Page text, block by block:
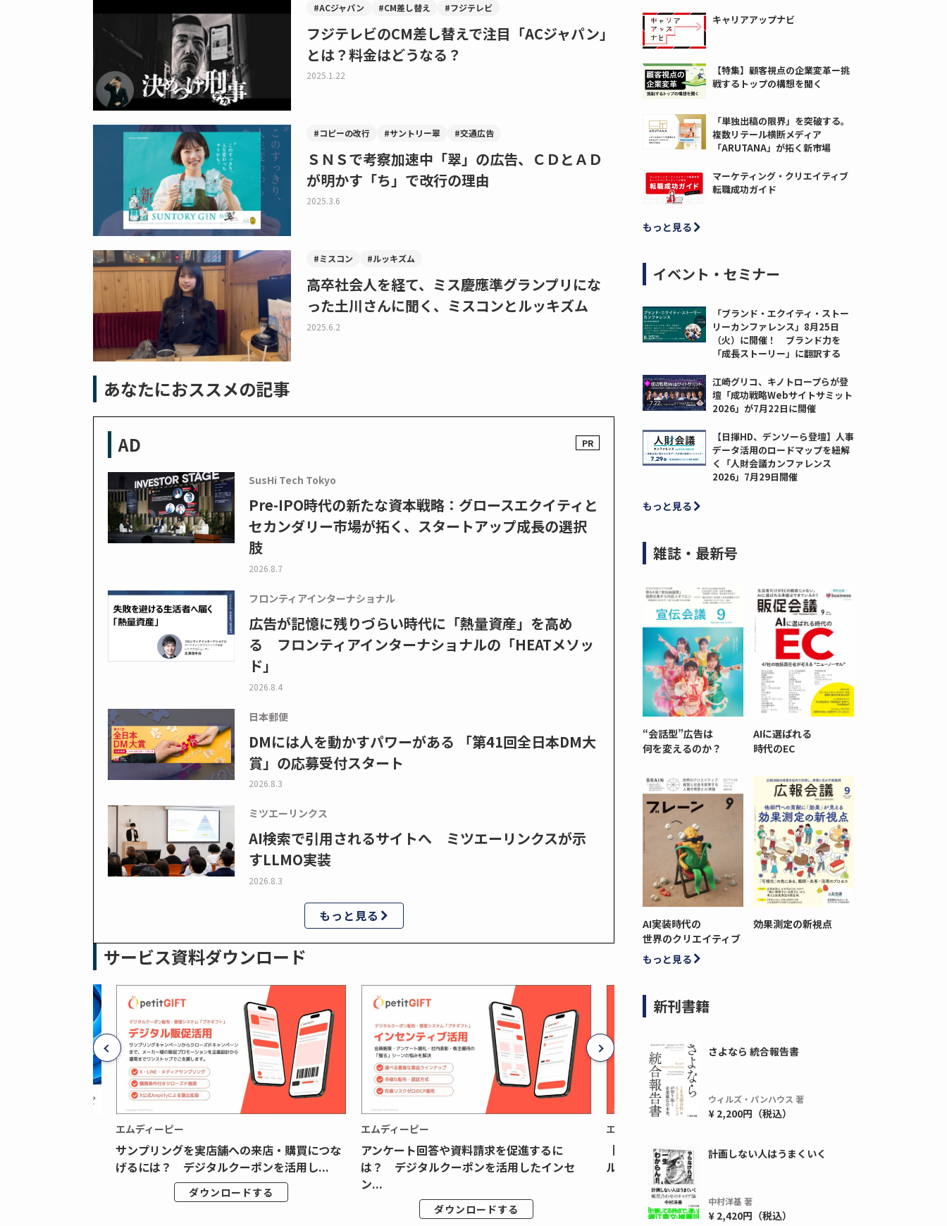
#ACジャパン #CM差し替え #フジテレビ
フジテレビのCM差し替えで注目「ACジャパン」
とは？料金はどうなる？
2025.1.22
#コピーの改行 #サントリー翠 #交通広告
ＳＮＳで考察加速中「翠」の広告、ＣＤとＡＤ
が明かす「ち」で改行の理由
2025.3.6
#ミスコン #ルッキズム
高卒社会人を経て、ミス慶應準グランプリにな
った土川さんに聞く、ミスコンとルッキズム
2025.6.2
あなたにおススメの記事
AD
SusHi Tech Tokyo
Pre-IPO時代の新たな資本戦略：グロースエクイティと
セカンダリー市場が拓く、スタートアップ成長の選択
肢
2026.8.7
フロンティアインターナショナル
広告が記憶に残りづらい時代に「熱量資産」を高め
る フロンティアインターナショナルの「HEATメソッ
ド」
2026.8.4
日本郵便
DMには人を動かすパワーがある 「第41回全日本DM大
賞」の応募受付スタート
2026.8.3
ミツエーリンクス
AI検索で引用されるサイトへ ミツエーリンクスが示
すLLMO実装
2026.8.3
もっと見る
サービス資料ダウンロード
エムディーピー
サンプリングを実店舗への来店・購買につな
げるには？ デジタルクーポンを活用し...
ダウンロードする
エムディーピー
アンケート回答や資料請求を促進するに
は？ デジタルクーポンを活用したインセ
ン...
ダウンロードする
エムディーピー
【月間1,000万本以上の配布実績！】デジタ
ルクーポンを活用した販促キャンペーンを...
ダウンロードする
キャリアアップナビ
【特集】顧客視点の企業変革ー挑
戦するトップの構想を聞く
「単独出稿の限界」を突破する。
複数リテール横断メディア
「ARUTANA」が拓く新市場
マーケティング・クリエイティブ
転職成功ガイド
もっと見る
イベント・セミナー
「ブランド・エクイティ・ストー
リーカンファレンス」8月25日
（火）に開催！ ブランド力を
「成長ストーリー」に翻訳する
江崎グリコ、キノトロープらが登
壇「成功戦略Webサイトサミット
2026」が7月22日に開催
【日揮HD、デンソーら登壇】人事
データ活用のロードマップを紐解
く「人財会議カンファレンス
2026」7月29日開催
もっと見る
雑誌・最新号
“会話型”広告は
何を変えるのか？
AIに選ばれる
時代のEC
AI実装時代の
世界のクリエイティブ
効果測定の新視点
もっと見る
新刊書籍
さよなら 統合報告書
ウィルズ・パンハウス 著
¥ 2,200円（税込）
計画しない人はうまくいく
中村洋基 著
¥ 2,420円（税込）